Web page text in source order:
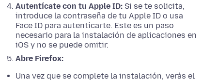
Autentícate con tu Apple ID: Si se te solicita,
introduce la contraseña de tu Apple ID o usa
Face ID para autenticarte. Este es un paso
necesario para la instalación de aplicaciones en
iOS y no se puede omitir.
Abre Firefox:
Una vez que se complete la instalación, verás el